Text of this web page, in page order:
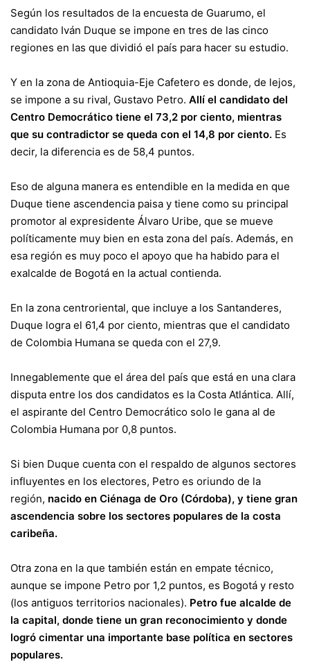
Según los resultados de la encuesta de Guarumo, el
candidato Iván Duque se impone en tres de las cinco
regiones en las que dividió el país para hacer su estudio.
Y en la zona de Antioquia-Eje Cafetero es donde, de lejos,
se impone a su rival, Gustavo Petro. Allí el candidato del
Centro Democrático tiene el 73,2 por ciento, mientras
que su contradictor se queda con el 14,8 por ciento. Es
decir, la diferencia es de 58,4 puntos.
Eso de alguna manera es entendible en la medida en que
Duque tiene ascendencia paisa y tiene como su principal
promotor al expresidente Álvaro Uribe, que se mueve
políticamente muy bien en esta zona del país. Además, en
esa región es muy poco el apoyo que ha habido para el
exalcalde de Bogotá en la actual contienda.
En la zona centroriental, que incluye a los Santanderes,
Duque logra el 61,4 por ciento, mientras que el candidato
de Colombia Humana se queda con el 27,9.
Innegablemente que el área del país que está en una clara
disputa entre los dos candidatos es la Costa Atlántica. Allí,
el aspirante del Centro Democrático solo le gana al de
Colombia Humana por 0,8 puntos.
Si bien Duque cuenta con el respaldo de algunos sectores
influyentes en los electores, Petro es oriundo de la
región, nacido en Ciénaga de Oro (Córdoba), y tiene gran
ascendencia sobre los sectores populares de la costa
caribeña.
Otra zona en la que también están en empate técnico,
aunque se impone Petro por 1,2 puntos, es Bogotá y resto
(los antiguos territorios nacionales). Petro fue alcalde de
la capital, donde tiene un gran reconocimiento y donde
logró cimentar una importante base política en sectores
populares.